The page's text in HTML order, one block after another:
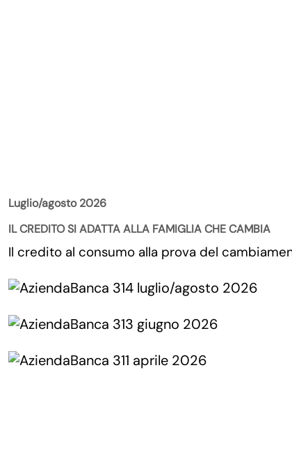
Luglio/agosto 2026
IL CREDITO SI ADATTA ALLA FAMIGLIA CHE CAMBIA
Il credito al consumo alla prova del